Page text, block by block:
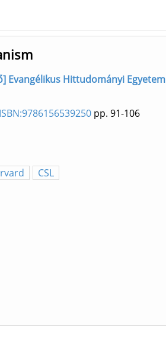
Evangélikus Hittudományi Egyetem
pp. 91-106
CSL